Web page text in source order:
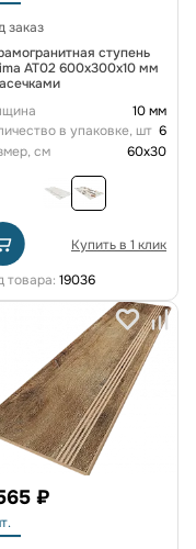
заказ
ступень
AT02 600x300x10 мм
10 мм
в упаковке, шт 6
см
60x30
Купить в 1 клик
товара: 19036
₽